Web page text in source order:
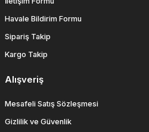
Havale Bildirim Formu
Sipariş Takip
Kargo Takip
Alışveriş
Mesafeli Satış Sözleşmesi
Gizlilik ve Güvenlik